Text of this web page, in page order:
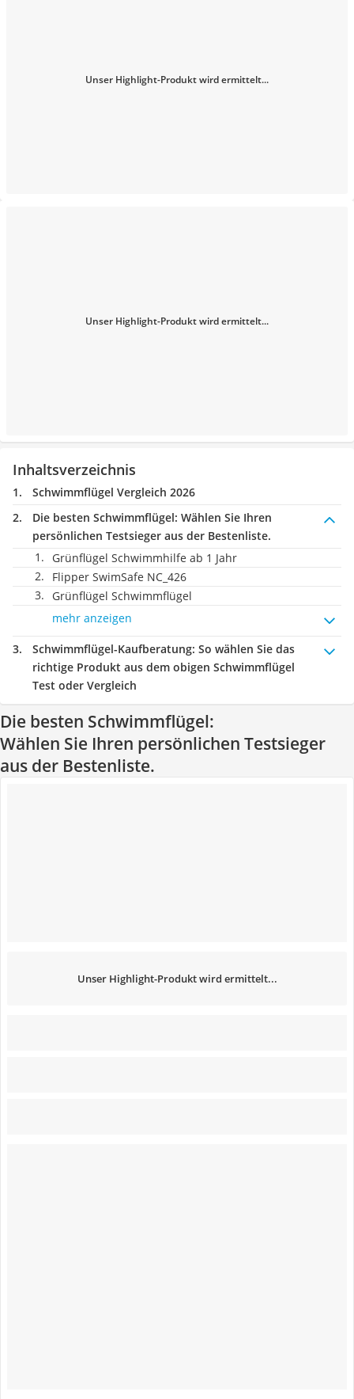
Unser Highlight-Produkt wird ermittelt...
Unser Highlight-Produkt wird ermittelt...
Inhaltsverzeichnis
Schwimmflügel Vergleich 2026
Die besten Schwimmflügel: Wählen Sie Ihren
persönlichen Testsieger aus der Bestenliste.
Grünflügel Schwimmhilfe ab 1 Jahr
Flipper SwimSafe NC_426
Grünflügel Schwimmflügel
mehr anzeigen
Schwimmflügel-Kaufberatung: So wählen Sie das
richtige Produkt aus dem obigen Schwimmflügel
Test oder Vergleich
Die besten Schwimmflügel:
Wählen Sie Ihren persönlichen Testsieger
aus der Bestenliste.
Unser Highlight-Produkt wird ermittelt...